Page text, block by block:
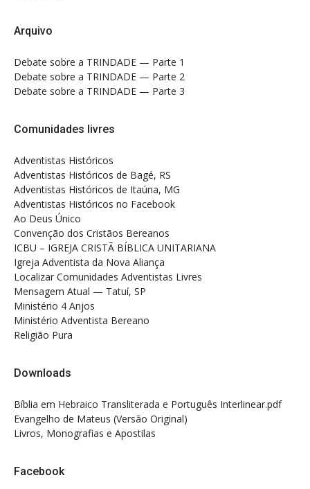
Arquivo
Debate sobre a TRINDADE — Parte 1
Debate sobre a TRINDADE — Parte 2
Debate sobre a TRINDADE — Parte 3
Comunidades livres
Adventistas Históricos
Adventistas Históricos de Bagé, RS
Adventistas Históricos de Itaúna, MG
Adventistas Históricos no Facebook
Ao Deus Único
Convenção dos Cristãos Bereanos
ICBU – IGREJA CRISTÃ BÍBLICA UNITARIANA
Igreja Adventista da Nova Aliança
Localizar Comunidades Adventistas Livres
Mensagem Atual — Tatuí, SP
Ministério 4 Anjos
Ministério Adventista Bereano
Religião Pura
Downloads
Bíblia em Hebraico Transliterada e Português Interlinear.pdf
Evangelho de Mateus (Versão Original)
Livros, Monografias e Apostilas
Facebook